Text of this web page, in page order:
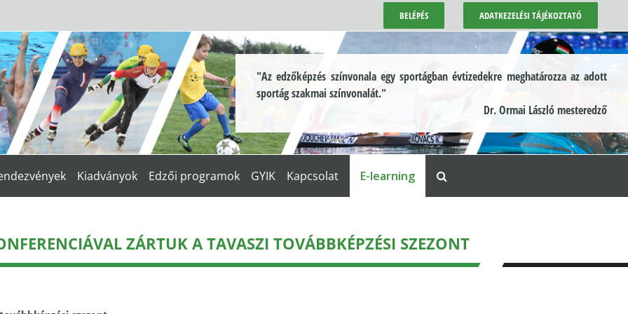
BELÉPÉS ADATKEZELÉSI TÁJÉKOZTATÓ
"Az edzőképzés színvonala egy sportágban évtizedekre meghatározza az adott
sportág szakmai színvonalát."
Dr. Ormai László mesteredző
Kiadványok Edzői programok GYIK Kapcsolat E-learning
ZÁRTUK A TAVASZI TOVÁBBKÉPZÉSI SZEZONT